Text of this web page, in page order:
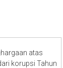
atas
korupsi Tahun